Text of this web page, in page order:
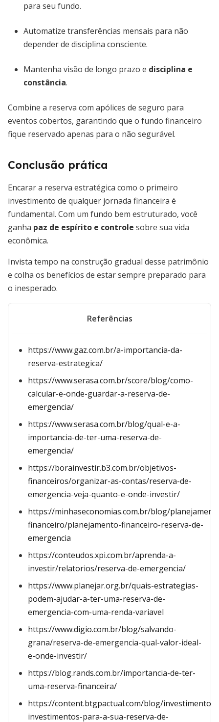
para seu fundo.
Automatize transferências mensais para não
depender de disciplina consciente.
Mantenha visão de longo prazo e disciplina e
constância.
Combine a reserva com apólices de seguro para
eventos cobertos, garantindo que o fundo financeiro
fique reservado apenas para o não segurável.
Conclusão prática
Encarar a reserva estratégica como o primeiro
investimento de qualquer jornada financeira é
fundamental. Com um fundo bem estruturado, você
ganha paz de espírito e controle sobre sua vida
econômica.
Invista tempo na construção gradual desse patrimônio
e colha os benefícios de estar sempre preparado para
o inesperado.
Referências
https://www.gaz.com.br/a-importancia-da-
reserva-estrategica/
https://www.serasa.com.br/score/blog/como-
calcular-e-onde-guardar-a-reserva-de-
emergencia/
https://www.serasa.com.br/blog/qual-e-a-
importancia-de-ter-uma-reserva-de-
emergencia/
https://borainvestir.b3.com.br/objetivos-
financeiros/organizar-as-contas/reserva-de-
emergencia-veja-quanto-e-onde-investir/
https://minhaseconomias.com.br/blog/
financeiro/planejamento-financeiro-reserva-de-
emergencia
https://conteudos.xpi.com.br/aprenda-a-
investir/relatorios/reserva-de-emergencia/
https://www.planejar.org.br/quais-estrategias-
podem-ajudar-a-ter-uma-reserva-de-
emergencia-com-uma-renda-variavel
https://www.digio.com.br/blog/salvando-
grana/reserva-de-emergencia-qual-valor-ideal-
e-onde-investir/
https://blog.rands.com.br/importancia-de-ter-
uma-reserva-financeira/
https://content.btgpactual.com/blog/
investimentos-para-a-sua-reserva-de-